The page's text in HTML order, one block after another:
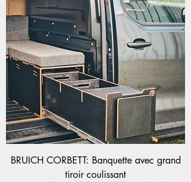
BRUICH CORBETT: Banquette avec grand
tiroir coulissant